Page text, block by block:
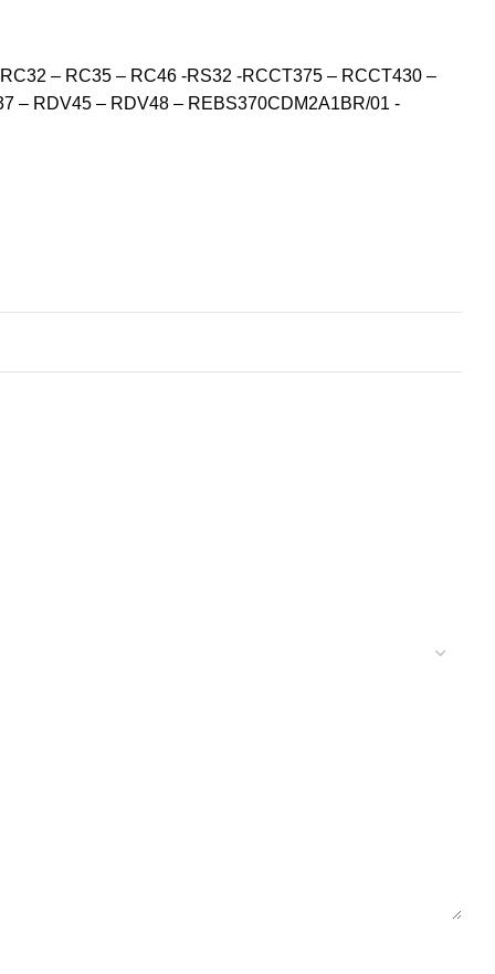
– RC35 – RC46 -RS32 -RCCT375 – RCCT430 –
– RDV45 – RDV48 – REBS370CDM2A1BR/01 -